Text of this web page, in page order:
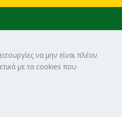
να μην είναι πλέον
με τα cookies που